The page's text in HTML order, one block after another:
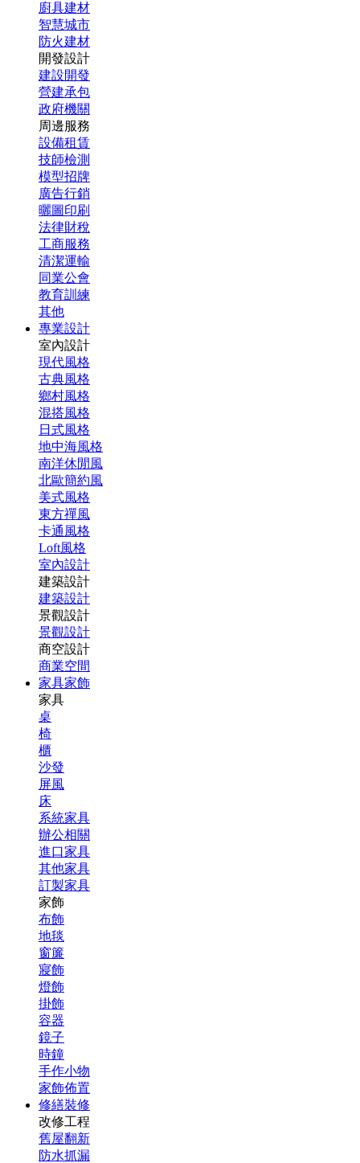
廚具建材
智慧城市
防火建材
開發設計
建設開發
營建承包
政府機關
周邊服務
設備租賃
技師檢測
模型招牌
廣告行銷
曬圖印刷
法律財稅
工商服務
清潔運輸
同業公會
教育訓練
其他
專業設計
室內設計
現代風格
古典風格
鄉村風格
混搭風格
日式風格
地中海風格
南洋休閒風
北歐簡約風
美式風格
東方禪風
卡通風格
Loft風格
室內設計
建築設計
建築設計
景觀設計
景觀設計
商空設計
商業空間
家具家飾
家具
桌
椅
櫃
沙發
屏風
床
系統家具
辦公相關
進口家具
其他家具
訂製家具
家飾
布飾
地毯
窗簾
寢飾
燈飾
掛飾
容器
鏡子
時鐘
手作小物
家飾佈置
修繕裝修
改修工程
舊屋翻新
防水抓漏